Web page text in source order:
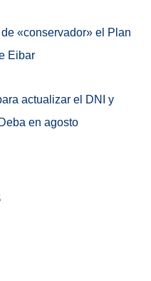
«conservador» el Plan
Eibar
actualizar el DNI y
en agosto